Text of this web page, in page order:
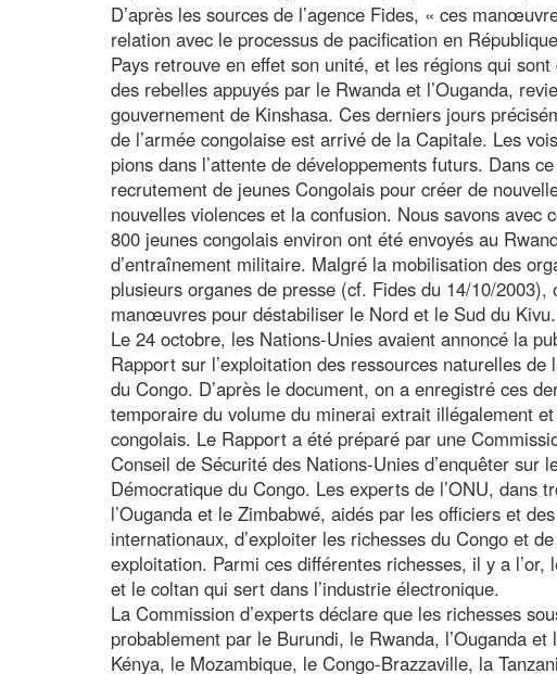
D’après les sources de l’agence Fides, « ces
relation avec le processus de pacification en
Pays retrouve en effet son unité, et les régions qui
des rebelles appuyés par le Rwanda et l’Ouganda,
gouvernement de Kinshasa. Ces derniers jours
de l’armée congolaise est arrivé de la Capitale. Les
pions dans l’attente de développements futurs. Dans
recrutement de jeunes Congolais pour créer de
nouvelles violences et la confusion. Nous savons avec
800 jeunes congolais environ ont été envoyés au
d’entraînement militaire. Malgré la mobilisation des
plusieurs organes de presse (cf. Fides du 14/10/
manœuvres pour déstabiliser le Nord et le Sud du Kivu.
Le 24 octobre, les Nations-Unies avaient annoncé la
Rapport sur l’exploitation des ressources naturelles
du Congo. D’après le document, on a enregistré ces
temporaire du volume du minerai extrait illégalement
congolais. Le Rapport a été préparé par une
Conseil de Sécurité des Nations-Unies d’enquêter
Démocratique du Congo. Les experts de l’ONU, dans
l’Ouganda et le Zimbabwé, aidés par les officiers et
internationaux, d’exploiter les richesses du Congo et
exploitation. Parmi ces différentes richesses, il y a
et le coltan qui sert dans l’industrie électronique.
La Commission d’experts déclare que les richesses
probablement par le Burundi, le Rwanda, l’Ouganda
Kénya, le Mozambique, le Congo-Brazzaville, la